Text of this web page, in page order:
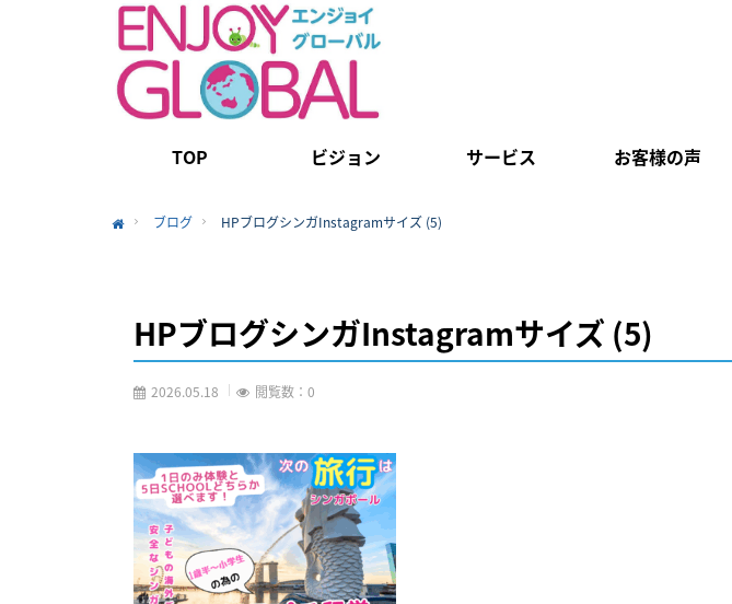
TOP ビジョン サービス お客様の声
ブログ HPブログシンガInstagramサイズ (5)
HPブログシンガInstagramサイズ (5)
2026.05.18 閲覧数：0